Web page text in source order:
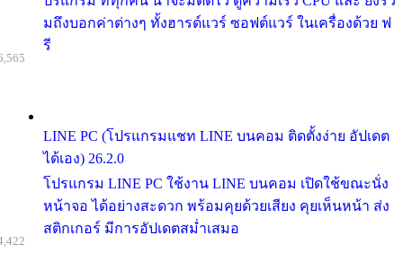
มถึงบอกค่าต่างๆ ทั้งฮารด์แวร์ ซอฟต์แวร์ ในเครื่องด้วย ฟ
รี
LINE PC (โปรแกรมแชท LINE บนคอม ติดตั้งง่าย อัปเดต
ได้เอง) 26.2.0
โปรแกรม LINE PC ใช้งาน LINE บนคอม เปิดใช้ขณะนั่ง
หน้าจอ ได้อย่างสะดวก พร้อมคุยด้วยเสียง คุยเห็นหน้า ส่ง
สติกเกอร์ มีการอัปเดตสม่ำเสมอ